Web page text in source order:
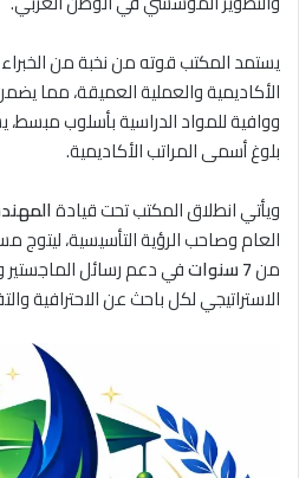
يستمد المكتب قوته من نخبة من
الأكاديمية والعملية العميقة، مما
ووافية للمواد الدراسية بأسلوب مبسط،
بلوغ أسمى المراتب الأكاديمية.
ويأتي انطلاق المكتب تحت قيادة
العام وصاحب الرؤية التأسيسية، ليتوج
من7 سنوات
في دعم رسائل الماجستير
الاستراتيجي لكل باحث عن الاحترافية